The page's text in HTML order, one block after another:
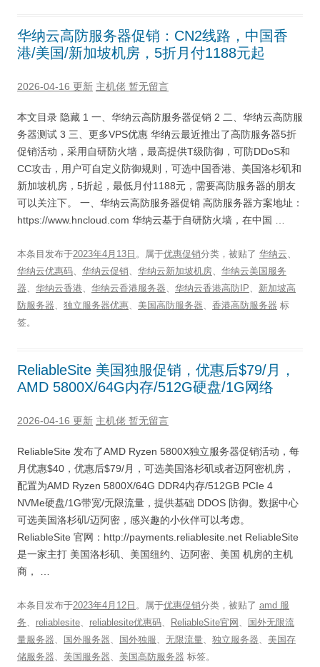
华纳云高防服务器促销：CN2线路，中国香
港/美国/新加坡机房，5折月付1188元起
2026-04-16 更新 主机佬 暂无留言
本文目录 隐藏 1 一、华纳云高防服务器促销 2 二、华纳云高防服
务器测试 3 三、更多VPS优惠 华纳云最近推出了高防服务器5折
促销活动，采用自研防火墙，最高提供T级防御，可防DDoS和
CC攻击，用户可自定义防御规则，可选中国香港、美国洛杉矶和
新加坡机房，5折起，最低月付1188元，需要高防服务器的朋友
可以关注下。 一、华纳云高防服务器促销 高防服务器方案地址：
https://www.hncloud.com 华纳云基于自研防火墙，在中国 …
本条目发布于2023年4月13日 。属于优惠促销分类，被贴了 华纳云、
华纳云优惠码、 华纳云促销、 华纳云新加坡机房、 华纳云美国服务
器、 华纳云香港、 华纳云香港服务器、 华纳云香港高防IP、 新加坡高
防服务器、 独立服务器优惠、 美国高防服务器、 香港高防服务器 标
签。
ReliableSite 美国独服促销，优惠后$79/月，
AMD 5800X/64G内存/512G硬盘/1G网络
2026-04-16 更新 主机佬 暂无留言
ReliableSite 发布了AMD Ryzen 5800X独立服务器促销活动，每
月优惠$40，优惠后$79/月，可选美国洛杉矶或者迈阿密机房，
配置为AMD Ryzen 5800X/64G DDR4内存/512GB PCIe 4
NVMe硬盘/1G带宽/无限流量，提供基础 DDOS 防御。数据中心
可选美国洛杉矶/迈阿密，感兴趣的小伙伴可以考虑。
ReliableSite 官网：http://payments.reliablesite.net ReliableSite
是一家主打 美国洛杉矶、美国纽约、迈阿密、美国 机房的主机
商， …
本条目发布于2023年4月12日 。属于优惠促销分类，被贴了 amd 服
务、 reliablesite、 reliablesite优惠码、 ReliableSite官网 、
国外无限流
量服务器、 国外服务器、 国外独服、 无限流量、 独立服务器、 美国存
储服务器、 美国服务器、 美国高防服务器 标签。